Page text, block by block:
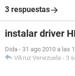
3 respuestas
instalar driver
Dida - 31 ago 2010 a las
Vikruz Venezuela - 3